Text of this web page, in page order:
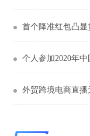
首个降准红包凸显